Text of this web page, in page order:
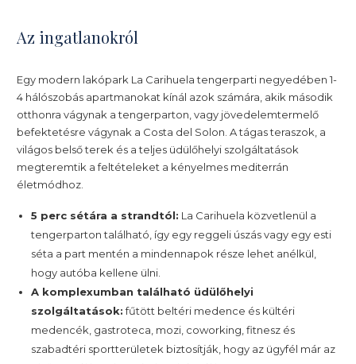
Az ingatlanokról
Egy modern lakópark La Carihuela tengerparti negyedében 1-
4 hálószobás apartmanokat kínál azok számára, akik második
otthonra vágynak a tengerparton, vagy jövedelemtermelő
befektetésre vágynak a Costa del Solon. A tágas teraszok, a
világos belső terek és a teljes üdülőhelyi szolgáltatások
megteremtik a feltételeket a kényelmes mediterrán
életmódhoz.
5 perc sétára a strandtól: La Carihuela közvetlenül a
tengerparton található, így egy reggeli úszás vagy egy esti
séta a part mentén a mindennapok része lehet anélkül,
hogy autóba kellene ülni.
A komplexumban található üdülőhelyi
szolgáltatások:fűtött beltéri medence és kültéri
medencék, gastroteca, mozi, coworking, fitnesz és
szabadtéri sportterületek biztosítják, hogy az ügyfél már az